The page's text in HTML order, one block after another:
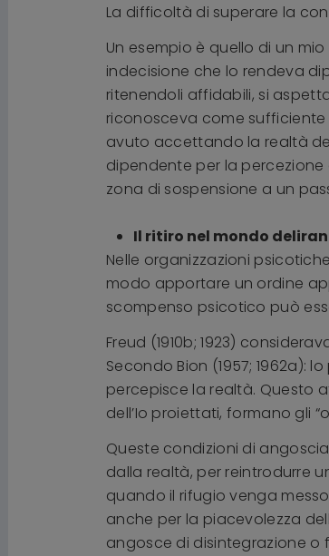
La difficoltà di superare la
Un esempio è quello di un
indecisione che lo rendeva
ritenendoli affidabili, si
riconosceva come
avuto accettando la realtà
dipendente per la
zona di sospensione a un
Il ritiro nel mondo
Nelle organizzazioni
modo apportare un ordine
scompenso psicotico può
Freud (1910b; 1923)
Secondo Bion (1957;
percepisce la realtà. Questo
dell’Io proiettati, formano gli
Queste condizioni di
dalla realtà, per reintrodurre
quando il rifugio venga
anche per la piacevolezza
angosce di disintegrazione o